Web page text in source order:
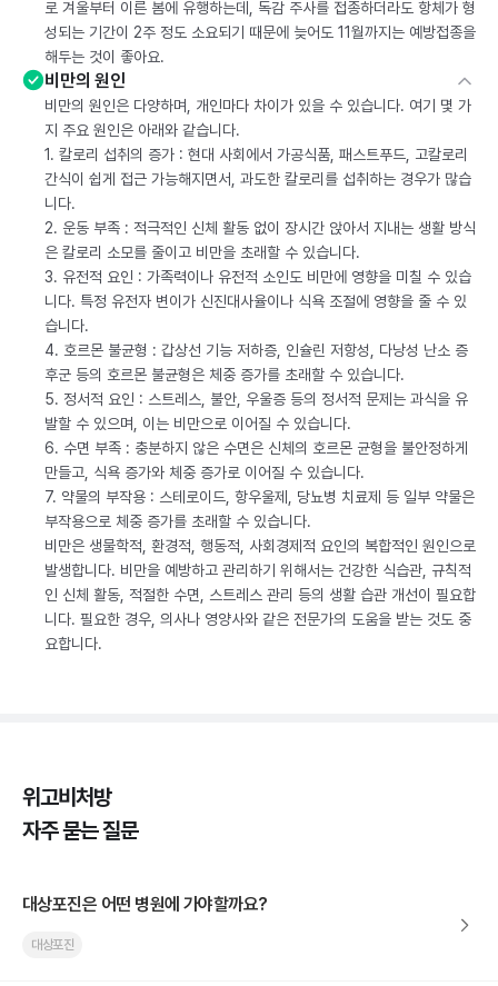
로 겨울부터 이른 봄에 유행하는데, 독감 주사를 접종하더라도 항체가 형
성되는 기간이 2주 정도 소요되기 때문에 늦어도 11월까지는 예방접종을
해두는 것이 좋아요.
비만의 원인
비만의 원인은 다양하며, 개인마다 차이가 있을 수 있습니다. 여기 몇 가
지 주요 원인은 아래와 같습니다.
1. 칼로리 섭취의 증가 : 현대 사회에서 가공식품, 패스트푸드, 고칼로리
간식이 쉽게 접근 가능해지면서, 과도한 칼로리를 섭취하는 경우가 많습
니다.
2. 운동 부족 : 적극적인 신체 활동 없이 장시간 앉아서 지내는 생활 방식
은 칼로리 소모를 줄이고 비만을 초래할 수 있습니다.
3. 유전적 요인 : 가족력이나 유전적 소인도 비만에 영향을 미칠 수 있습
니다. 특정 유전자 변이가 신진대사율이나 식욕 조절에 영향을 줄 수 있
습니다.
4. 호르몬 불균형 : 갑상선 기능 저하증, 인슐린 저항성, 다낭성 난소 증
후군 등의 호르몬 불균형은 체중 증가를 초래할 수 있습니다.
5. 정서적 요인 : 스트레스, 불안, 우울증 등의 정서적 문제는 과식을 유
발할 수 있으며, 이는 비만으로 이어질 수 있습니다.
6. 수면 부족 : 충분하지 않은 수면은 신체의 호르몬 균형을 불안정하게
만들고, 식욕 증가와 체중 증가로 이어질 수 있습니다.
7. 약물의 부작용 : 스테로이드, 항우울제, 당뇨병 치료제 등 일부 약물은
부작용으로 체중 증가를 초래할 수 있습니다.
비만은 생물학적, 환경적, 행동적, 사회경제적 요인의 복합적인 원인으로
발생합니다. 비만을 예방하고 관리하기 위해서는 건강한 식습관, 규칙적
인 신체 활동, 적절한 수면, 스트레스 관리 등의 생활 습관 개선이 필요합
니다. 필요한 경우, 의사나 영양사와 같은 전문가의 도움을 받는 것도 중
요합니다.
위고비처방
자주 묻는 질문
대상포진은 어떤 병원에 가야할까요?
대상포진